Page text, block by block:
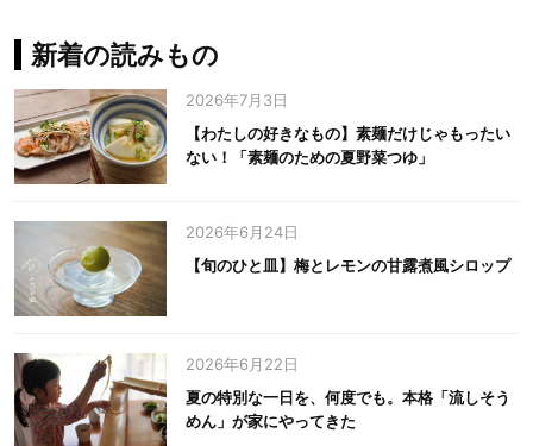
新着の読みもの
2026年7月3日
【わたしの好きなもの】素麺だけじゃもったい
ない！「素麺のための夏野菜つゆ」
2026年6月24日
【旬のひと皿】梅とレモンの甘露煮風シロップ
2026年6月22日
夏の特別な一日を、何度でも。本格「流しそう
めん」が家にやってきた